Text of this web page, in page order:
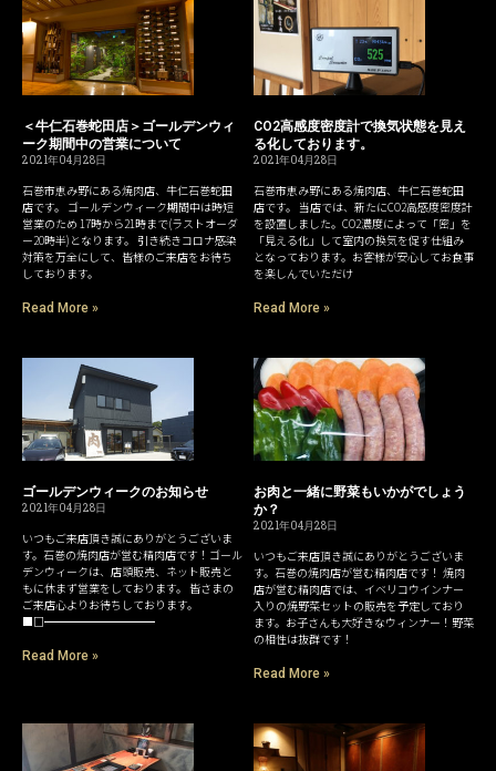
＜牛仁石巻蛇田店＞ゴールデンウィ
ーク期間中の営業について
2021年04月28日
石巻市恵み野にある焼肉店、牛仁石巻蛇田
店です。 ゴールデンウィーク期間中は時短
営業のため 17時から21時まで(ラストオーダ
ー20時半)となります。 引き続きコロナ感染
対策を万全にして、皆様のご来店をお待ち
しております。
Read More »
CO2高感度密度計で換気状態を見え
る化しております。
2021年04月28日
石巻市恵み野にある焼肉店、牛仁石巻蛇田
店です。 当店では、新たにCO2高感度密度計
を設置しました。CO2濃度によって「密」を
「見える化」して室内の換気を促す仕組み
となっております。お客様が安心してお食事
を楽しんでいただけ
Read More »
ゴールデンウィークのお知らせ
2021年04月28日
いつもご来店頂き誠にありがとうございま
す。石巻の焼肉店が営む精肉店です！ゴール
デンウィークは、店頭販売、ネット販売と
もに休まず営業をしております。 皆さまの
ご来店心よりお待ちしております。
■□━━━━━━━━━━
Read More »
お肉と一緒に野菜もいかがでしょう
か？
2021年04月28日
いつもご来店頂き誠にありがとうございま
す。石巻の焼肉店が営む精肉店です！ 焼肉
店が営む精肉店では、イベリコウインナー
入りの焼野菜セットの販売を予定しており
ます。お子さんも大好きなウィンナー！野菜
の相性は抜群です！
Read More »